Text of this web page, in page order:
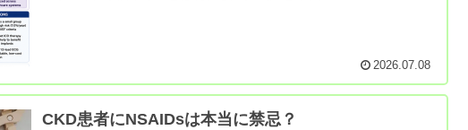
2026.07.08
CKD患者にNSAIDsは本当に禁忌？